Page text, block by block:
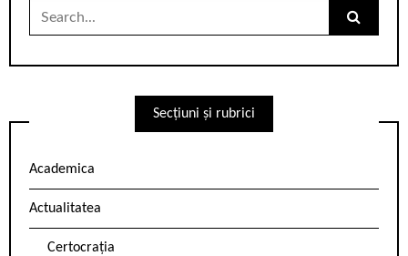
Search
Secțiuni și rubrici
Academica
Actualitatea
Certocrația